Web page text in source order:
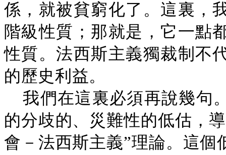
係，就被貧窮化了。這裏，
階級性質；那就是，它一點
性質。法西斯主義獨裁制不
的歷史利益。
我們在這裏必須再說幾句
的分歧的、災難性的低估，
會－法西斯主義”理論。這